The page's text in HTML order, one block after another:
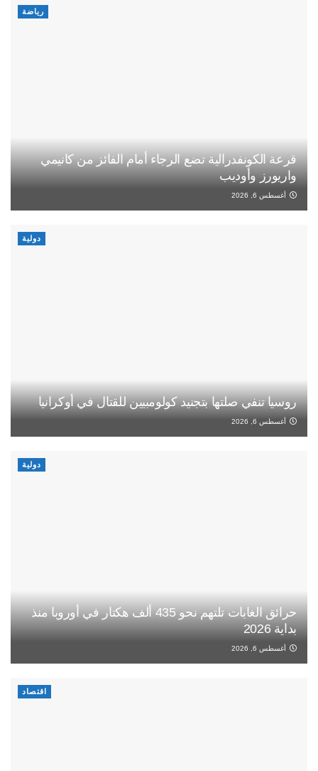
رياضة
قرعة الكونفدرالية تضع الرجاء أمام الفائز من كانيمي
واريورز وأوديب
أغسطس 6, 2026
دولية
روسيا تنفي صلتها بتجنيد كولومبيين للقتال في أوكرانيا
أغسطس 6, 2026
دولية
حرائق الغابات تلتهم نحو 435 ألف هكتار في أوروبا منذ
بداية 2026
أغسطس 6, 2026
اقتصاد